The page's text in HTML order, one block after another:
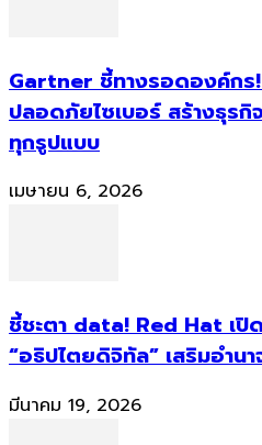
Gartner ชี้ทางรอดองค์กร!
ปลอดภัยไซเบอร์ สร้างธุร
ทุกรูปแบบ
เมษายน 6, 2026
ชี้ชะตา data! Red Hat เปิ
“อธิปไตยดิจิทัล” เสริมอำน
มีนาคม 19, 2026